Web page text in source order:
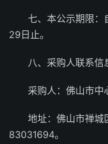
七、本公示期限：
29日止。
八、采购人联系信
采购人：佛山市中
地址：佛山市禅城
83031694。